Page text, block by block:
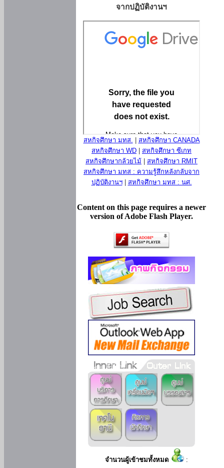
จากปฏิบัติงานฯ
สหกิจศึกษา มทส.
สหกิจศึกษา CANADA
สหกิจศึกษา WD
สหกิจศึกษา ซีเกท
สหกิจศึกษากล้วยไม้
สหกิจศึกษา RMIT
สหกิจศึกษา มทส : ความรู้สึกหลังกลับจาก
ปฏิบัติงานฯ| สหกิจศึกษา มทส : นศ.
Content on this page requires a newer
version of Adobe Flash Player.
จำนวนผู้เข้าชมทั้งหมด :